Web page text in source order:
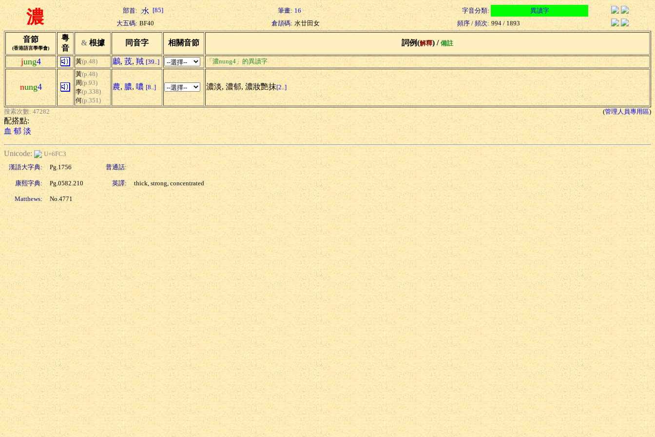
濃 部首: [85] 筆畫: 16 字音分類:
異讀字
大五碼: BF40 倉頡碼: 水廿田女 頻序 / 頻次: 994 / 1893
音節
(香港語言學學會)
粵
音
& 根據 同音字 相關音節 詞例(解釋) / 備註
jung4 黃(p.48) 鷛, 茙, 羢 [39..] 「濃nung4」的異讀字
nung4
黃(p.48)
周(p.93)
李(p.338)
何(p.351)
農, 膿, 噥 [8..] 濃淡, 濃郁, 濃妝艷抹[2..]
搜索次數: 47282 (管理人員專用區)
配搭點:
血 郁 淡
Unicode:
U+6FC3
漢語大字典:
Pg.1756 普通話:
康熙字典: Pg.0582.210 英譯: thick, strong, concentrated
Matthews: No.4771